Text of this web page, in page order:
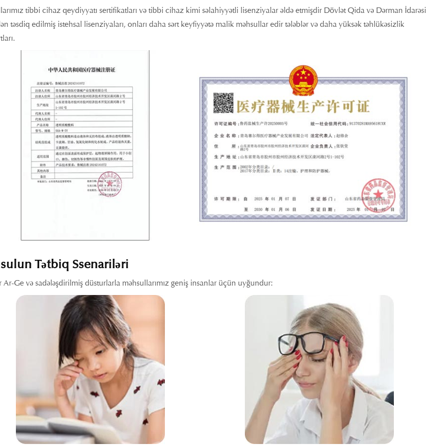
tibbi cihaz qeydiyyatı sertifikatları və tibbi cihaz kimi səlahiyyətli lisenziyalar əldə etmişdir Dövlət Qida və Dərman İdarəsi
təsdiq edilmiş istehsal lisenziyaları, onları daha sərt keyfiyyətə malik məhsullar edir tələblər və daha yüksək təhlükəsizlik
Tətbiq Ssenariləri
Ar-Ge və sadələşdirilmiş düsturlarla məhsullarımız geniş insanlar üçün uyğundur: